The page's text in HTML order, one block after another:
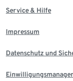
Service & Hilfe
Impressum
Datenschutz und